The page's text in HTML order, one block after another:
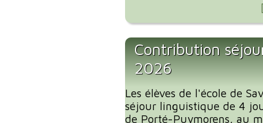
Contribution
2026
Les élèves de l'école de
séjour linguistique de 4
de Porté-Puymorens, au